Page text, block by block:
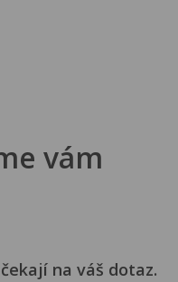
vám
na váš dotaz.